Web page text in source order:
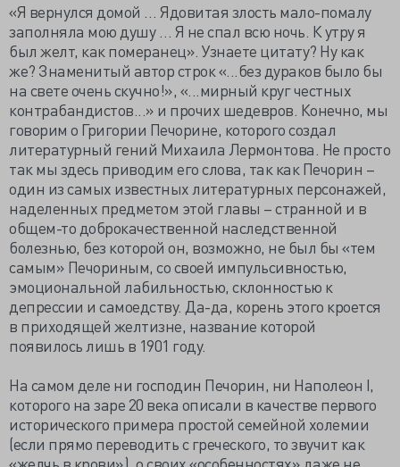
«Я вернулся домой … Ядовитая злость мало-помалу
заполняла мою душу … Я не спал всю ночь. К утру я
был желт, как померанец». Узнаете цитату? Ну как
же? Знаменитый автор строк «...без дураков было бы
на свете очень скучно!», «...мирный круг честных
контрабандистов...» и прочих шедевров. Конечно, мы
говорим о Григории Печорине, которого создал
литературный гений Михаила Лермонтова. Не просто
так мы здесь приводим его слова, так как Печорин –
один из самых известных литературных персонажей,
наделенных предметом этой главы – странной и в
общем-то доброкачественной наследственной
болезнью, без которой он, возможно, не был бы «тем
самым» Печориным, со своей импульсивностью,
эмоциональной лабильностью, склонностью к
депрессии и самоедству. Да-да, корень этого кроется
в приходящей желтизне, название которой
появилось лишь в 1901 году.
На самом деле ни господин Печорин, ни Наполеон I,
которого на заре 20 века описали в качестве первого
исторического примера простой семейной холемии
(если прямо переводить с греческого, то звучит как